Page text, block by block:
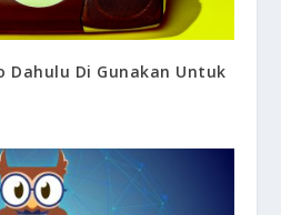
Dahulu Di Gunakan Untuk